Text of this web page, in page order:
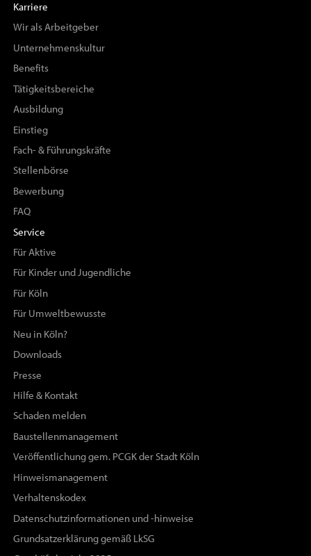
Karriere
Wir als Arbeitgeber
Unternehmenskultur
Benefits
Tätigkeitsbereiche
Ausbildung
Einstieg
Fach- & Führungskräfte
Stellenbörse
Bewerbung
FAQ
Service
Für Aktive
Für Kinder und Jugendliche
Für Köln
Für Umweltbewusste
Neu in Köln?
Downloads
Presse
Hilfe & Kontakt
Schaden melden
Baustellenmanagement
Veröffentlichung gem. PCGK der Stadt Köln
Hinweismanagement
Verhaltenskodex
Datenschutzinformationen und -hinweise
Grundsatzerklärung gemäß LkSG